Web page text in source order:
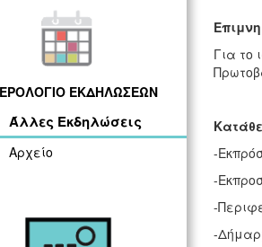
ΕΚΔΗΛΩΣΕΩΝ
Άλλες Εκδηλώσεις
Αρχείο
Για το
-
-
-
-